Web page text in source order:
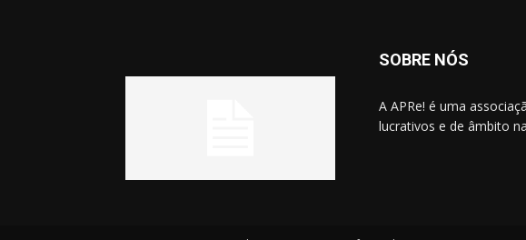
SOBRE NÓS
A APRe! é uma
lucrativos e de âmbito